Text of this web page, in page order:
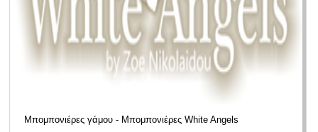
Μπομπονιέρες γάμου - Μπομπονιέρες White Angels